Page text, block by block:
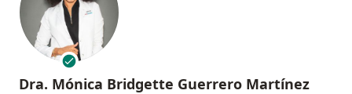
Dra. Mónica Bridgette Guerrero Martínez